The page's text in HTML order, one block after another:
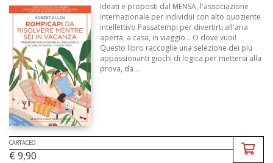
Ideati e proposti dal MENSA, l'associazione
internazionale per individui con alto quoziente
intellettivo Passatempi per divertirti all'aria
aperta, a casa, in viaggio... O dove vuoi!
Questo libro raccoglie una selezione dei più
appassionanti giochi di logica per mettersi alla
prova, da ...
CARTACEO
€ 9,90